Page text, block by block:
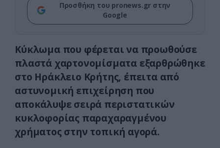
Προσθήκη του pronews.gr στην
Google
Κύκλωμα που φέρεται να προωθούσε
πλαστά χαρτονομίσματα εξαρθρώθηκε
στο Ηράκλειο Κρήτης, έπειτα από
αστυνομική επιχείρηση που
αποκάλυψε σειρά περιστατικών
κυκλοφορίας παραχαραγμένου
χρήματος στην τοπική αγορά.